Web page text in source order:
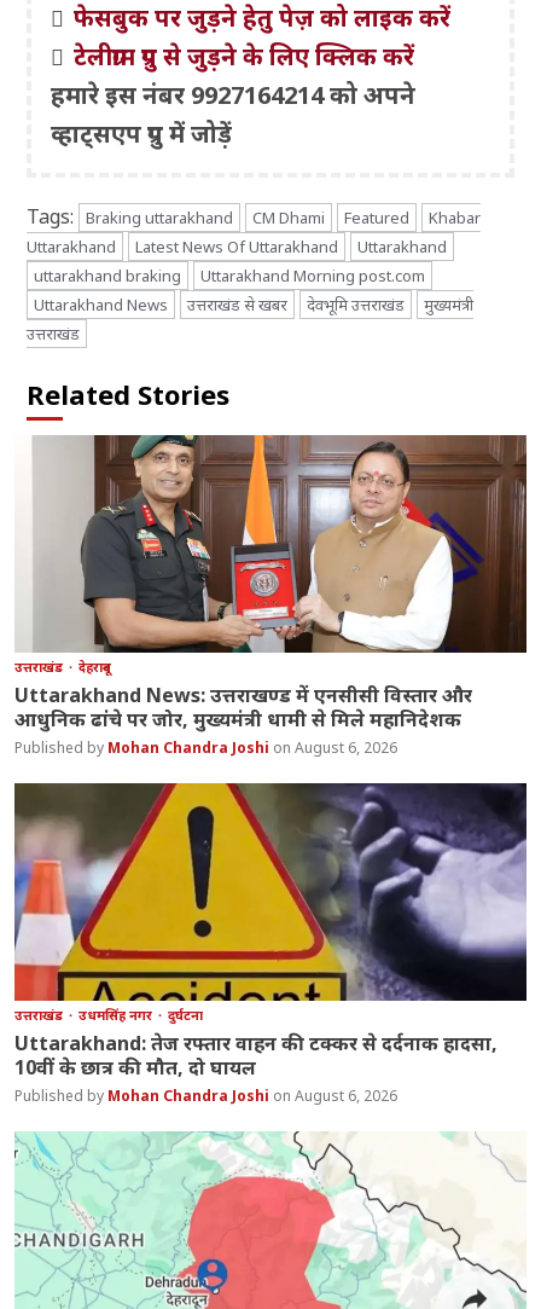
फेसबुक पर जुड़ने हेतु पेज़ को लाइक करें
टेलीग्राम ग्रुप से जुड़ने के लिए क्लिक करें
हमारे इस नंबर 9927164214 को अपने
व्हाट्सएप ग्रुप में जोड़ें
Tags: Braking uttarakhand CM Dhami Featured
Khabar
Uttarakhand
Latest News Of Uttarakhand
Uttarakhand
uttarakhand braking
Uttarakhand Morning post.com
Uttarakhand News
उत्तराखंड से खबर देवभूमि उत्तराखंड
मुख्यमंत्री
उत्तराखंड
Related Stories
उत्तराखंड देहरादून
Uttarakhand News: उत्तराखण्ड में एनसीसी विस्तार और
आधुनिक ढांचे पर जोर, मुख्यमंत्री धामी से मिले महानिदेशक
Mohan Chandra Joshi August 6, 2026
उत्तराखंड उधमसिंह नगर दुर्घटना
Uttarakhand: तेज रफ्तार वाहन की टक्कर से दर्दनाक हादसा,
10वीं के छात्र की मौत, दो घायल
Mohan Chandra Joshi August 6, 2026